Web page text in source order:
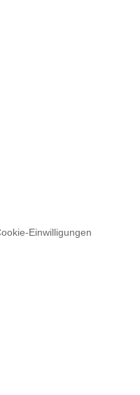
Einwilligungen